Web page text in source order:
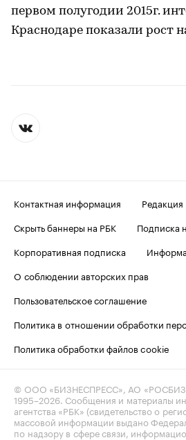
первом полугодии 2015г.
Краснодаре показали рост
Контактная информация
Редакция
Скрыть баннеры на РБК
Подписка
Корпоративная подписка
О соблюдении авторских прав
Пользовательское соглашение
Политика в отношении обработки
Политика обработки файлов cookie
© ООО «БИЗНЕСПРЕСС», АО
1995–2026. Сообщения и материалы
агентства «РБК» (свидетельство о
массовой информации выдано
по надзору в сфере связи,